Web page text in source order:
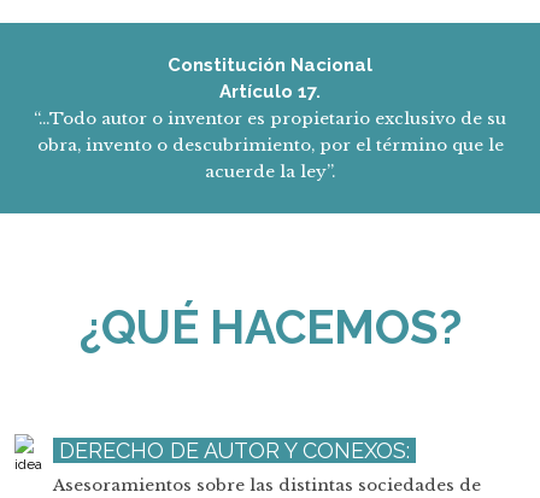
Constitución Nacional
Artículo 17.
“…Todo autor o inventor es propietario exclusivo de su
obra, invento o descubrimiento, por el término que le
acuerde la ley”.
¿QUÉ HACEMOS?
DERECHO DE AUTOR Y CONEXOS:
Asesoramientos sobre las distintas sociedades de